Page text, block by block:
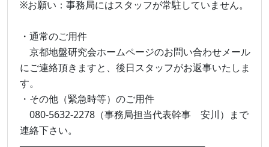
※お願い：事務局にはスタッフが常駐していません。
・通常のご用件
京都地盤研究会ホームページのお問い合わせメール
にご連絡頂きますと、後日スタッフがお返事いたしま
す。
・その他（緊急時等）のご用件
080-5632-2278（事務局担当代表幹事 安川）まで
連絡下さい。